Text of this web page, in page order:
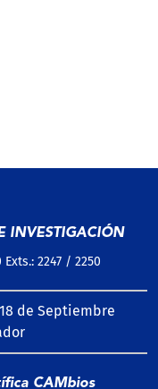
INVESTIGACIÓN
2247 / 2250
de Septiembre
CAMbios